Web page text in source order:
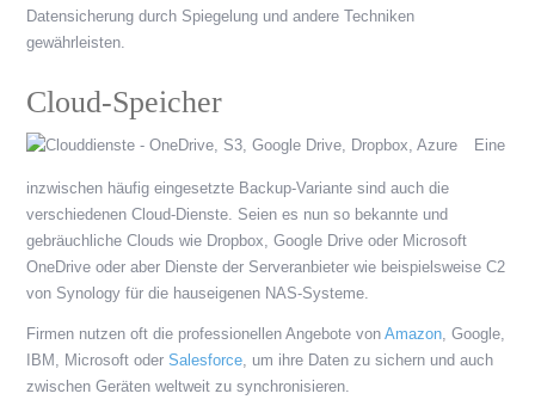
Datensicherung durch Spiegelung und andere Techniken
gewährleisten.
Cloud-Speicher
Eine
inzwischen häufig eingesetzte Backup-Variante sind auch die
verschiedenen Cloud-Dienste. Seien es nun so bekannte und
gebräuchliche Clouds wie Dropbox, Google Drive oder Microsoft
OneDrive oder aber Dienste der Serveranbieter wie beispielsweise C2
von Synology für die hauseigenen NAS-Systeme.
Firmen nutzen oft die professionellen Angebote vonAmazon , Google,
IBM, Microsoft oderSalesforce , um ihre Daten zu sichern und auch
zwischen Geräten weltweit zu synchronisieren.